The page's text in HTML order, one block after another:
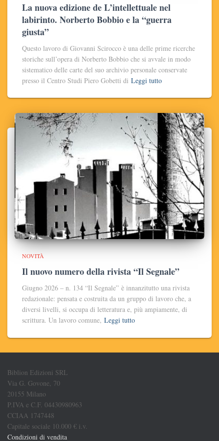
La nuova edizione de L’intellettuale nel
labirinto. Norberto Bobbio e la “guerra
giusta”
Questo lavoro di Giovanni Scirocco è una delle prime ricerche
storiche sull’opera di Norberto Bobbio che si avvale in modo
sistematico delle carte del suo archivio personale conservate
presso il Centro Studi Piero Gobetti di Leggi tutto
NOVITÀ
Il nuovo numero della rivista “Il Segnale”
Giugno 2026 – n. 134 “Il Segnale” è innanzitutto una rivista
redazionale: pensata e costruita da un gruppo di lavoro che, a
diversi livelli, si occupa di letteratura e, più ampiamente, di
scrittura. Un lavoro comune, Leggi tutto
Biblion Edizioni SRL
Via G. Govone, 70
20155 Milano
P.IVA e C.F. 04430980963
CCIAA 1747448
Capitale sociale 10.000 € i.v.
Condizioni di vendita